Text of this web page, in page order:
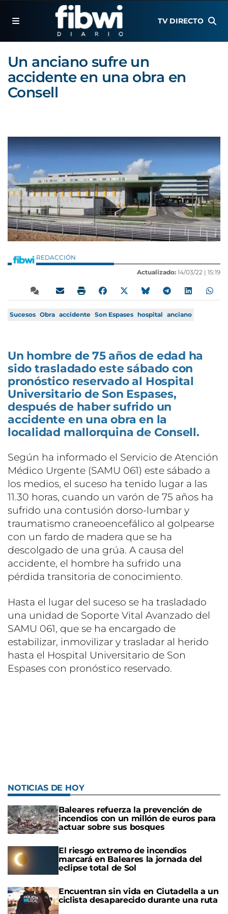
TV DIRECTO
Un anciano sufre un
accidente en una obra en
Consell
REDACCIÓN
Actualizado: 14/03/22 | 15:19
Sucesos Obra accidente Son Espases hospital anciano
Un hombre de 75 años de edad ha
sido trasladado este sábado con
pronóstico reservado al Hospital
Universitario de Son Espases,
después de haber sufrido un
accidente en una obra en la
localidad mallorquina de Consell.
Según ha informado el Servicio de Atención
Médico Urgente (SAMU 061) este sábado a
los medios, el suceso ha tenido lugar a las
11.30 horas, cuando un varón de 75 años ha
sufrido una contusión dorso-lumbar y
traumatismo craneoencefálico al golpearse
con un fardo de madera que se ha
descolgado de una grúa. A causa del
accidente, el hombre ha sufrido una
pérdida transitoria de conocimiento.
Hasta el lugar del suceso se ha trasladado
una unidad de Soporte Vital Avanzado del
SAMU 061, que se ha encargado de
estabilizar, inmovilizar y trasladar al herido
hasta el Hospital Universitario de Son
Espases con pronóstico reservado.
NOTICIAS DE HOY
Baleares refuerza la prevención de
incendios con un millón de euros para
actuar sobre sus bosques
El riesgo extremo de incendios
marcará en Baleares la jornada del
eclipse total de Sol
Encuentran sin vida en Ciutadella a un
ciclista desaparecido durante una ruta